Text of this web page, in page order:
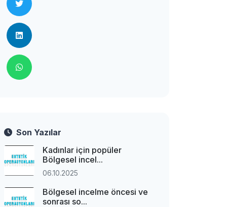
Son Yazılar
Kadınlar için popüler
Bölgesel incel...
06.10.2025
Bölgesel incelme öncesi ve
sonrası so...